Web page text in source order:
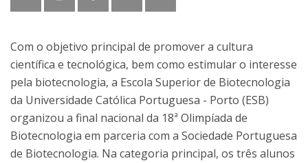
Com o objetivo principal de promover a cultura
científica e tecnológica, bem como estimular o interesse
pela biotecnologia, a Escola Superior de Biotecnologia
da Universidade Católica Portuguesa - Porto (ESB)
organizou a final nacional da 18ª Olimpíada de
Biotecnologia em parceria com a Sociedade Portuguesa
de Biotecnologia. Na categoria principal, os três alunos